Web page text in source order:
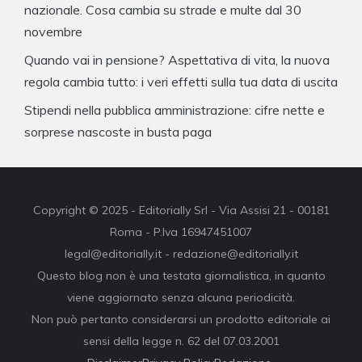
nazionale. Cosa cambia su strade e multe dal 30
novembre
Quando vai in pensione? Aspettativa di vita, la nuova
regola cambia tutto: i veri effetti sulla tua data di uscita
Stipendi nella pubblica amministrazione: cifre nette e
sorprese nascoste in busta paga
Copyright © 2025 - Editorially Srl - Via Assisi 21 - 00181
Roma - P.Iva 16947451007
legal@editorially.it - redazione@editorially.it
Questo blog non è una testata giornalistica, in quanto
viene aggiornato senza alcuna periodicità.
Non può pertanto considerarsi un prodotto editoriale ai
sensi della legge n. 62 del 07.03.2001